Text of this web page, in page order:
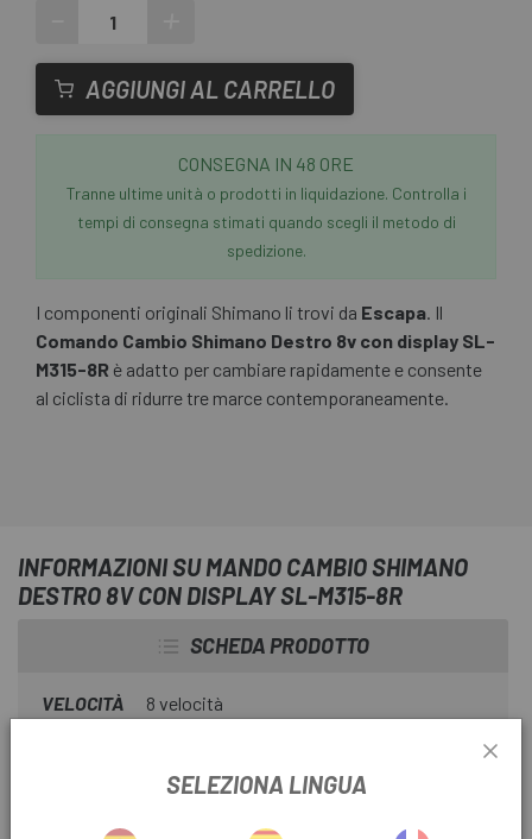
AGGIUNGI AL CARRELLO
CONSEGNA IN 48 ORE
Tranne ultime unità o prodotti in liquidazione. Controlla i
tempi di consegna stimati quando scegli il metodo di
spedizione.
I componenti originali Shimano li trovi da Escapa. Il
Comando Cambio Shimano Destro 8v con display SL-
M315-8R è adatto per cambiare rapidamente e consente
al ciclista di ridurre tre marce contemporaneamente.
INFORMAZIONI SU MANDO CAMBIO SHIMANO
DESTRO 8V CON DISPLAY SL-M315-8R
SCHEDA PRODOTTO
VELOCITÀ 8 velocità
USA FILTRO
SELEZIONA LINGUA